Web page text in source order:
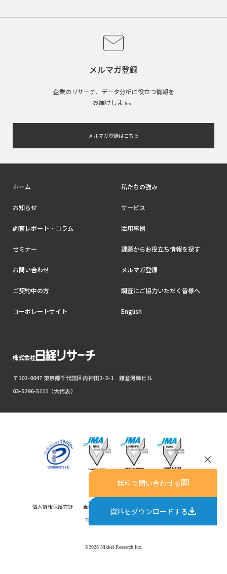
×
無料で問い合わせる
資料をダウンロードする
メルマガ登録
企業のリサーチ、データ分析に役立つ情報を
お届けします。
メルマガ登録はこちら
ホーム 私たちの強み
お知らせ サービス
調査レポート・コラム 活用事例
セミナー 課題からお役立ち情報を探す
お問い合わせ メルマガ登録
ご契約中の方 調査にご協力いただく皆様へ
コーポレートサイト English
〒101-0047 東京都千代田区内神田2-2-1 鎌倉河岸ビル
03-5296-5111（大代表）
個人情報保護方針
当社ウェブサイトにおける情報収集について
特定商取引に基づく表記
©2026 Nikkei Research Inc.